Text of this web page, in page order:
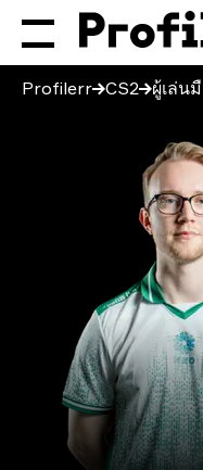
Profilerr CS2 ผู้เล่น